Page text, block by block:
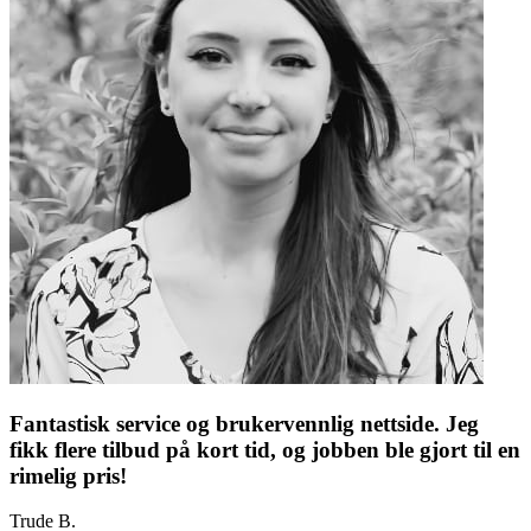
Fantastisk service og brukervennlig nettside. Jeg
fikk flere tilbud på kort tid, og jobben ble gjort til en
rimelig pris!
Trude B.